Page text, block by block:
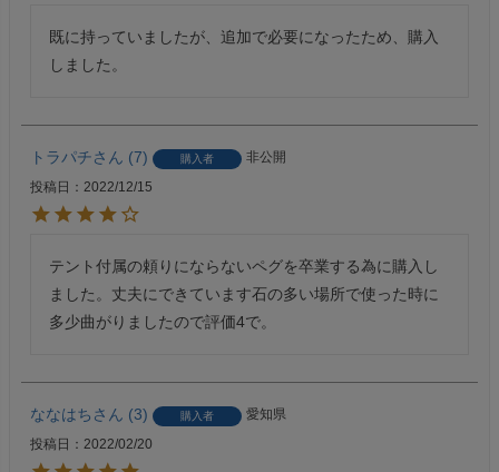
既に持っていましたが、追加で必要になったため、購入
しました。
トラパチ 7 購入者
非公開
投稿日
2022/12/15
テント付属の頼りにならないペグを卒業する為に購入し
ました。丈夫にできています石の多い場所で使った時に
多少曲がりましたので評価4で。
ななはち 3 購入者
愛知県
投稿日
2022/02/20